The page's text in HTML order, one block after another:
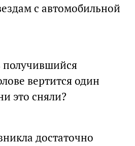
с автомобильной
вертится один
это сняли?
достаточно